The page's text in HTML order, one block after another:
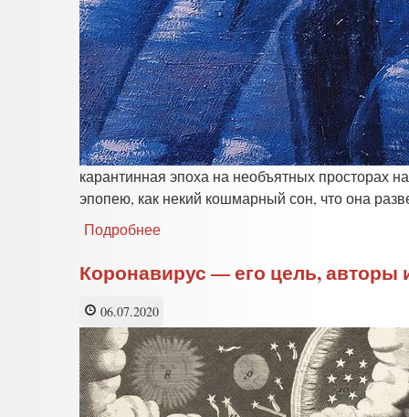
карантинная эпоха на необъятных просторах
эпопею, как некий кошмарный сон, что она
Подробнее
—
его
и
хозяева.
Часть
VI
Коронавирус — его цель, авторы
06.07.2020